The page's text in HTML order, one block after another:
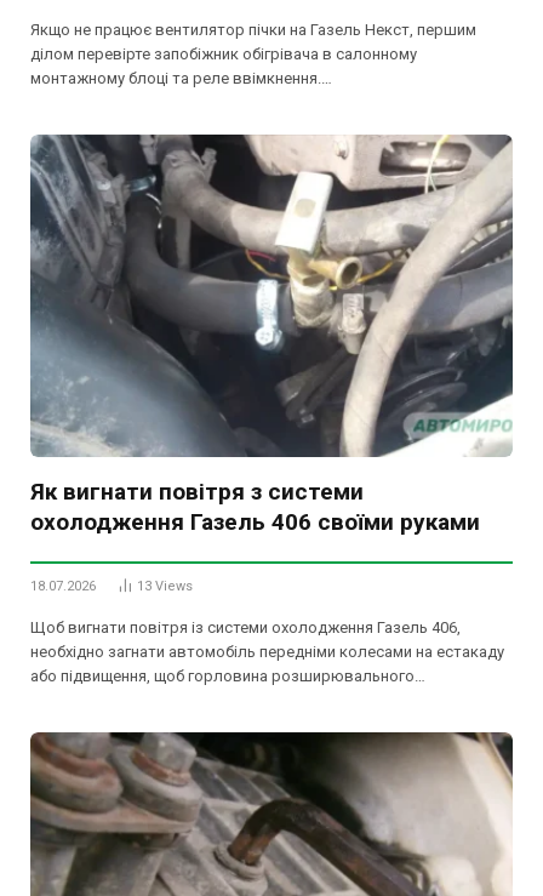
Якщо не працює вентилятор пічки на Газель Некст, першим
ділом перевірте запобіжник обігрівача в салонному
монтажному блоці та реле ввімкнення.…
Як вигнати повітря з системи
охолодження Газель 406 своїми руками
18.07.2026 13 Views
Щоб вигнати повітря із системи охолодження Газель 406,
необхідно загнати автомобіль передніми колесами на естакаду
або підвищення, щоб горловина розширювального…